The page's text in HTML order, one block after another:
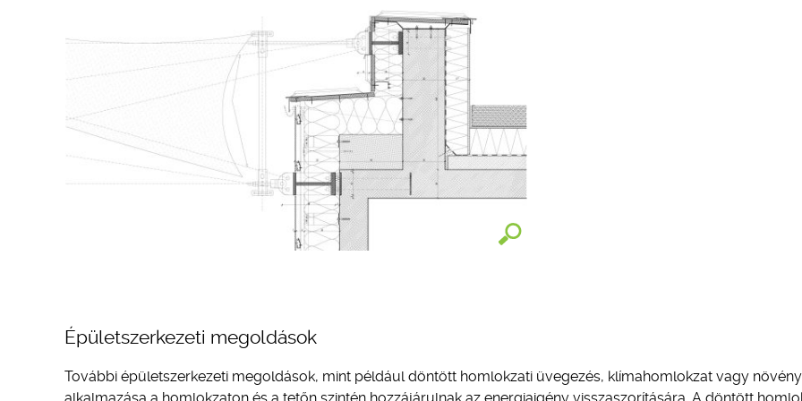
Épületszerkezeti megoldások
További épületszerkezeti megoldások, mint például döntött homlokzati üvegezés, klímahomlokzat vagy